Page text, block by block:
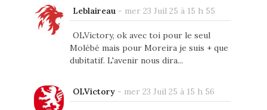
Leblaireau- mer 23 Juil 25 à 15 h 55
OLVictory, ok avec toi pour le seul
Molébé mais pour Moreira je suis + que
dubitatif. L'avenir nous dira...
OLVictory- mer 23 Juil 25 à 15 h 56